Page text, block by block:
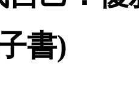
書)